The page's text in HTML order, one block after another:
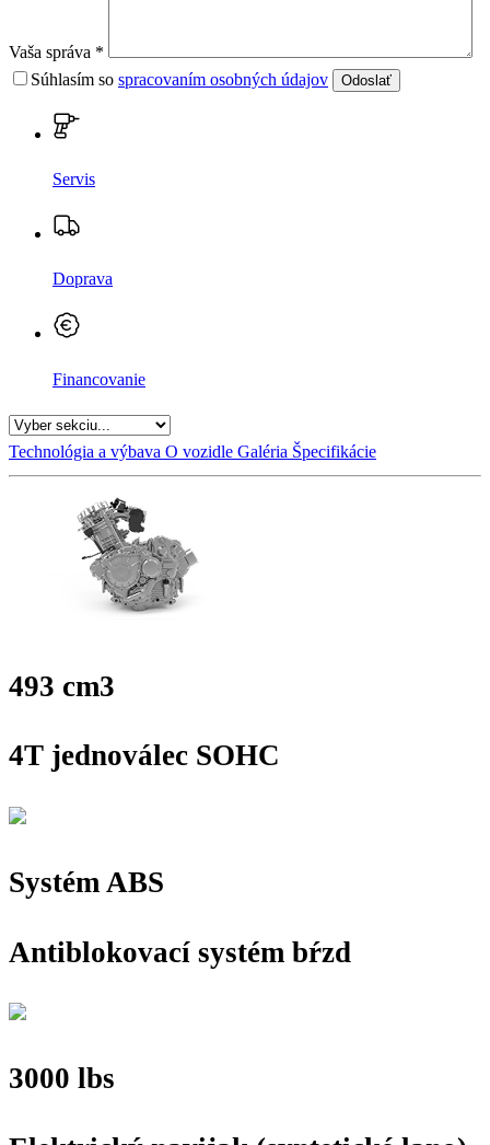
Vaša správa *
Súhlasím so spracovaním osobných údajov Odoslať
Servis
Doprava
Financovanie
Technológia a výbava O vozidle Galéria Špecifikácie
493 cm3
4T jednoválec SOHC
Systém ABS
Antiblokovací systém bŕzd
3000 lbs